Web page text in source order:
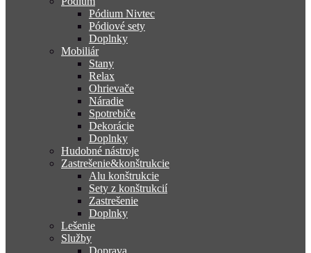
Pódium Nivtec
Pódiové sety
Doplnky
Mobiliár
Stany
Relax
Ohrievače
Náradie
Spotrebiče
Dekorácie
Doplnky
Hudobné nástroje
Zastrešenie&konštrukcie
Alu konštrukcie
Sety z konštrukcií
Zastrešenie
Doplnky
Lešenie
Služby
Doprava